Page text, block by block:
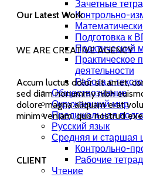
Зачетные
Контрольно-
Подготовка к
Практический
Практическое
деятельности
Работа с
Обществознание
Окружающий мир
Предшкольная
Русский язык
Средняя и старшая
Контрольно-
Рабочие
Чтение
Our Latest Work
WE ARE CREATIVE AGENCY
Accum luctus dolor sit amet,
sed diam nonummy nibh
dolore magna aliquam erat
minim veniam, quis nostrud
CLIENT